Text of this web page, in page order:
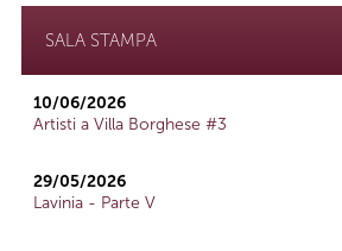
SALA STAMPA
10/06/2026
Artisti a Villa Borghese #3
29/05/2026
Lavinia - Parte V